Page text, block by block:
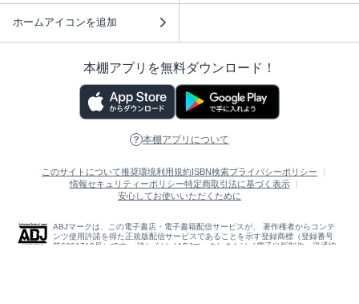
ホームアイコンを追加
本棚アプリを無料ダウンロード！
本棚アプリについて
このサイトについて推奨環境利用規約ISBN検索プライバシーポリシー
情報セキュリティーポリシー特定商取引法に基づく表示
安心してお使いいただくために
ABJマークは、この電子書店・電子書籍配信サービスが、 著作権者からコンテ
ンツ使用許諾を得た正規版配信サービスであることを示す登録商標（登録番号
第6091713号）です。 詳しくは［ABJマーク］または［電子出版制作・流通協